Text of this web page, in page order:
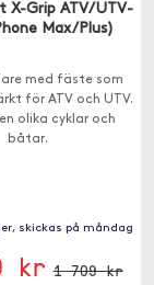
X-Grip ATV/UTV-
Max/Plus)
med fäste som
för ATV och UTV.
olika cyklar och
båtar.
skickas på måndag
kr 1 709 kr